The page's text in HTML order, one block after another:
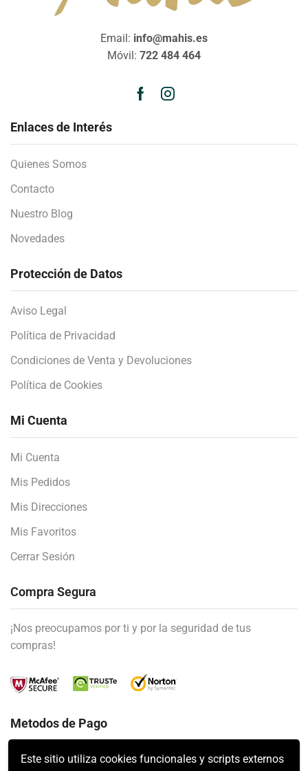
Este sitio utiliza cookies funcionales y scripts externos
Email: info@mahis.es
Móvil: 722 484 464
Enlaces de Interés
Quienes Somos
Contacto
Nuestro Blog
Novedades
Protección de Datos
Aviso Legal
Política de Privacidad
Condiciones de Venta y Devoluciones
Política de Cookies
Mi Cuenta
Mi Cuenta
Mis Pedidos
Mis Direcciones
Mis Favoritos
Cerrar Sesión
Compra Segura
¡Nos preocupamos por ti y por la seguridad de tus
compras!
Metodos de Pago